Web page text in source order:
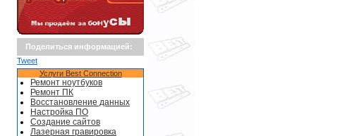
Поделиться информацией:
Tweet
Услуги Best Connection
Ремонт ноутбуков
Ремонт ПК
Восстановление данных
Настройка ПО
Создание сайтов
Лазерная гравировка